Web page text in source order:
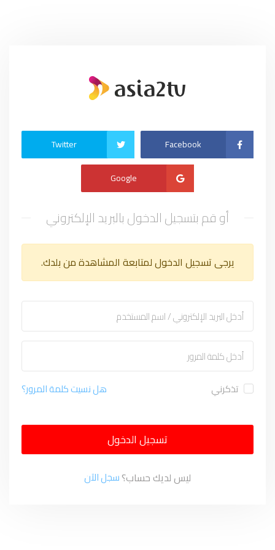
Facebook
Twitter
Google
أو قم بتسجيل الدخول بالبريد الإلكتروني
يرجى تسجيل الدخول لمتابعة المشاهدة من بلدك.
تذكرني هل نسيت كلمة المرور؟
تسجيل الدخول
ليس لديك حساب؟سجل الآن